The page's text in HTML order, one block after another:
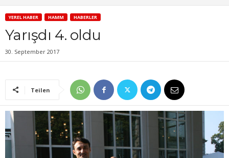
YEREL HABER HAMM HABERLER
Yarışdı 4. oldu
30. September 2017
Teilen